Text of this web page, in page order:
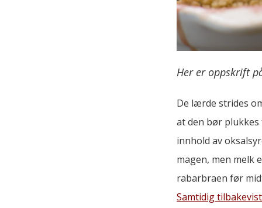
Her er oppskrift
De lærde strides
at den bør
innhold av
magen, men melk
rabarbraen før
Samtidig